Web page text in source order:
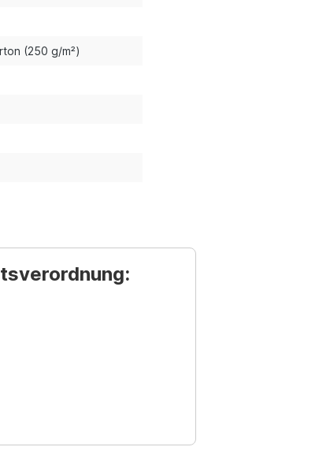
(250 g/m²)